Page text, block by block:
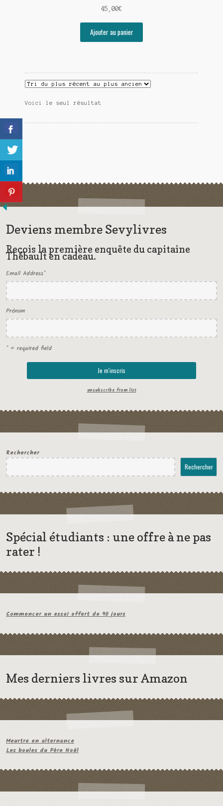
Mes romans
Meurtre en alternance
Meurtre sous couverture
Mon admirateur de l’avent
Mon Compte
Panier
Sauver ou périr
Une baffe et ça repart
45,00€
Ajouter au panier
Voici le seul résultat
Deviens membre Sevylivres
Reçois la première enquête du capitaine
Thébault en cadeau.
Email Address*
Prénom
* = required field
unsubscribe from list
Rechercher
Rechercher
Spécial étudiants : une offre à ne pas
rater !
Commencer un essai offert de 90 jours
Mes derniers livres sur Amazon
Meurtre en alternance
Les boules du Père Noël